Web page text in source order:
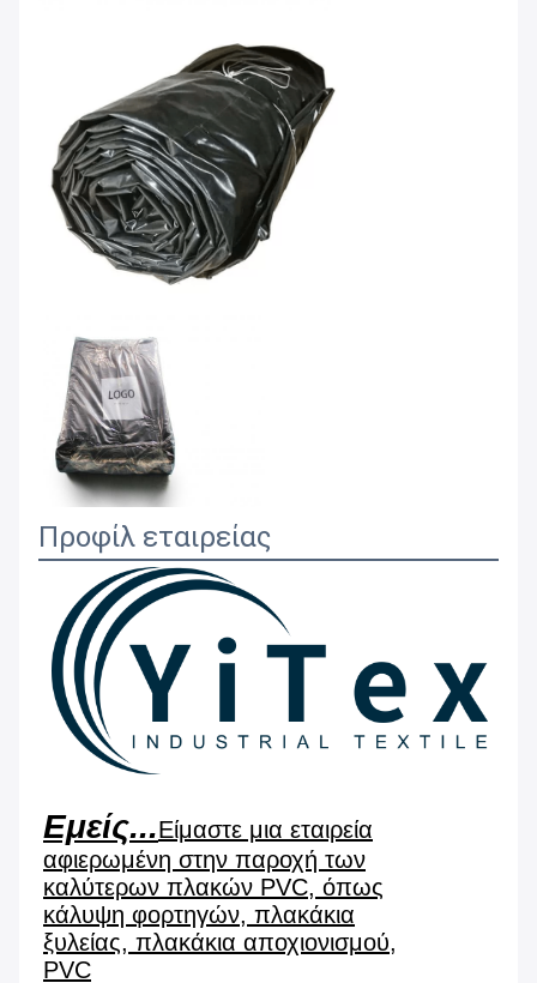
Προφίλ εταιρείας
Εμείς...Είμαστε μια εταιρεία
αφιερωμένη στην παροχή των
καλύτερων πλακών PVC, όπως
κάλυψη φορτηγών, πλακάκια
ξυλείας, πλακάκια αποχιονισμού,
PVC